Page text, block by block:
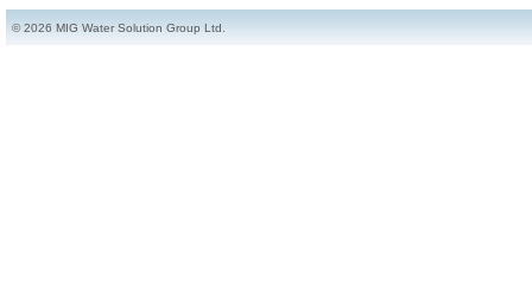
© 2026 MIG Water Solution Group Ltd.